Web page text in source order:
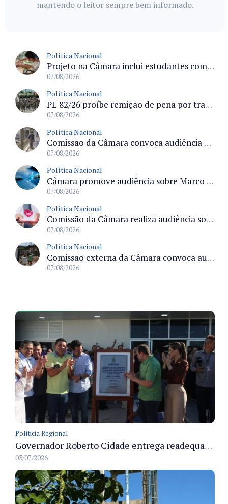
mantendo o leitor sempre bem informado.
Política Nacional
Projeto na Câmara inclui estudantes com deficiência no regime escolar especial da LDB e estabelece critérios para frequência
07/08/2026
Política Nacional
PL 82/26 proíbe remição de pena por trabalho em funções militares para condenados por crimes contra o Estado Democrático de Direito
07/08/2026
Política Nacional
Comissão da Câmara convoca audiência para discutir misoginia nas escolas e universidades após divulgação de listas misóginas
07/08/2026
Política Nacional
Câmara promove audiência sobre Marco de Fomento à Economia Digital e impactos da inteligência artificial
07/08/2026
Política Nacional
Comissão da Câmara realiza audiência sobre apostas online para medir o tamanho do mercado ilegal
07/08/2026
Política Nacional
Comissão externa da Câmara convoca audiência pública sobre chuvas na Zona da Mata de Minas Gerais e impactos em Juiz de Fora
07/08/2026
Políticia Regional
Governador Roberto Cidade entrega readequação do ambulatório da FCecon e amplia capacidade de atendimento oncológico em Manaus
03/07/2026